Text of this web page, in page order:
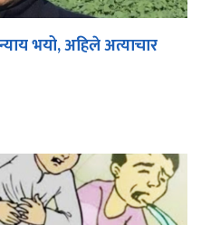
भयो, अहिले अत्याचार